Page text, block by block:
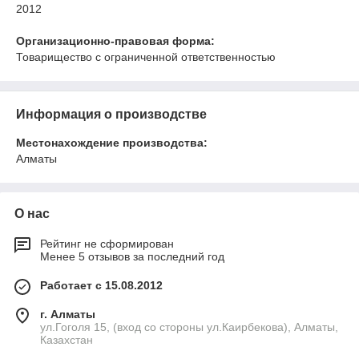
2012
Организационно-правовая форма:
Товарищество с ограниченной ответственностью
Информация о производстве
Местонахождение производства:
Алматы
О нас
Рейтинг не сформирован
Менее 5 отзывов за последний год
Работает с 15.08.2012
г. Алматы
ул.Гоголя 15, (вход со стороны ул.Каирбекова), Алматы,
Казахстан